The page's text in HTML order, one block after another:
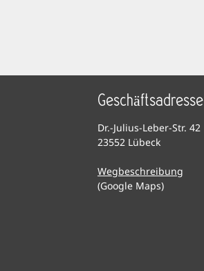
Geschäftsadresse
Dr.-Julius-Leber-Str. 42
23552 Lübeck
Wegbeschreibung
(Google Maps)